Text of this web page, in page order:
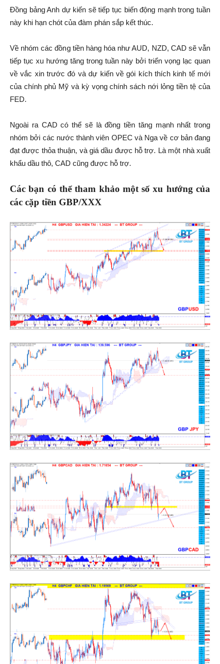
Đồng bảng Anh dự kiến sẽ tiếp tục biến động mạnh trong tuần
này khi hạn chót của đàm phán sắp kết thúc.
Về nhóm các đồng tiền hàng hóa như AUD, NZD, CAD sẽ vẫn
tiếp tục xu hướng tăng trong tuần này bởi triển vọng lạc quan
về vắc xin trước đó và dự kiến về gói kích thích kinh tế mới
của chính phủ Mỹ và kỳ vọng chính sách nới lỏng tiền tệ của
FED.
Ngoài ra CAD có thể sẽ là đồng tiền tăng mạnh nhất trong
nhóm bởi các nước thành viên OPEC và Nga về cơ bản đang
đạt được thỏa thuận, và giá dầu được hỗ trợ. Là một nhà xuất
khẩu dầu thô, CAD cũng được hỗ trợ.
Các bạn có thể tham khảo một số xu hướng của
các cặp tiền GBP/XXX